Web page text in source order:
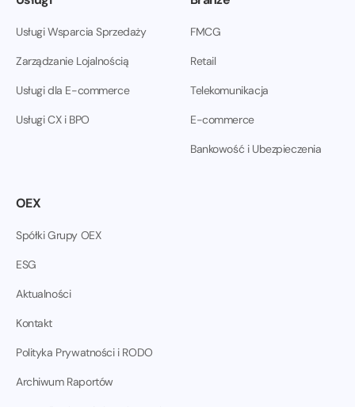
Usługi Wsparcia Sprzedaży
Zarządzanie Lojalnością
Usługi dla E-commerce
Usługi CX i BPO
FMCG
Retail
Telekomunikacja
E-commerce
Bankowość i Ubezpieczenia
OEX
Spółki Grupy OEX
ESG
Aktualności
Kontakt
Polityka Prywatności i RODO
Archiwum Raportów